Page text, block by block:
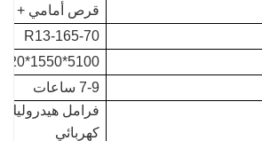
قرص أمامي + DSIC خلفي
165-70-R13
5100*1550*2020 مللي متر
7-9 ساعات
فرامل هيدروليك
كهربائي